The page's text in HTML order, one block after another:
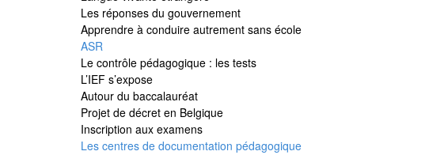
Les réponses du gouvernement
Apprendre à conduire autrement sans école
ASR
Le contrôle pédagogique : les tests
L’IEF s’expose
Autour du baccalauréat
Projet de décret en Belgique
Inscription aux examens
Les centres de documentation pédagogique